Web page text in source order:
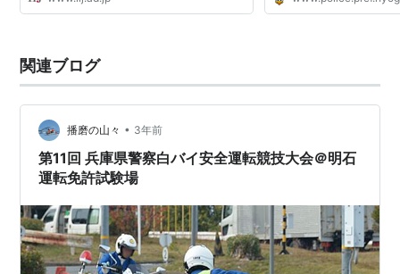
関連ブログ
播磨の山々 • 3年前
第11回 兵庫県警察白バイ安全運転競技大会＠明石
運転免許試験場